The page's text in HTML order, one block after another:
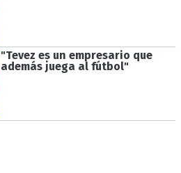
"Tevez es un empresario que
además juega al fútbol"